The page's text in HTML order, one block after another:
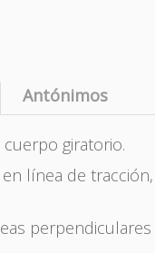
Antónimos
giratorio.
línea de